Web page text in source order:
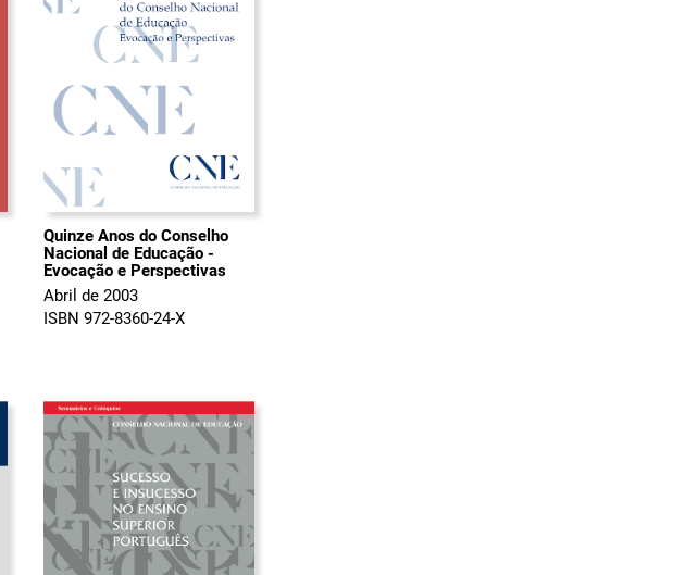
Quinze Anos do Conselho
Nacional de Educação -
Evocação e Perspectivas
Abril de 2003
ISBN 972-8360-24-X